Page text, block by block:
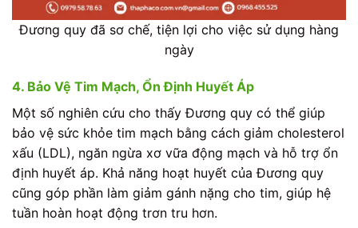
Đương quy đã sơ chế, tiện lợi cho việc sử dụng hàng
ngày
4. Bảo Vệ Tim Mạch, Ổn Định Huyết Áp
Một số nghiên cứu cho thấy Đương quy có thể giúp
bảo vệ sức khỏe tim mạch bằng cách giảm cholesterol
xấu (LDL), ngăn ngừa xơ vữa động mạch và hỗ trợ ổn
định huyết áp. Khả năng hoạt huyết của Đương quy
cũng góp phần làm giảm gánh nặng cho tim, giúp hệ
tuần hoàn hoạt động trơn tru hơn.